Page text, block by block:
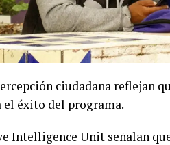
ciudadana reflejan
éxito del programa.
Intelligence Unit señalan